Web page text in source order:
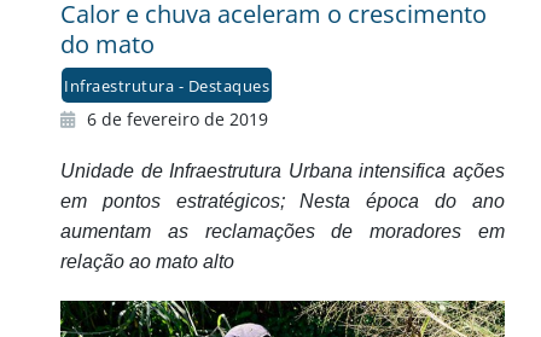
Calor e chuva aceleram o crescimento
do mato
Infraestrutura - Destaques
6 de fevereiro de 2019
Unidade de Infraestrutura Urbana intensifica ações
em pontos estratégicos; Nesta época do ano
aumentam as reclamações de moradores em
relação ao mato alto